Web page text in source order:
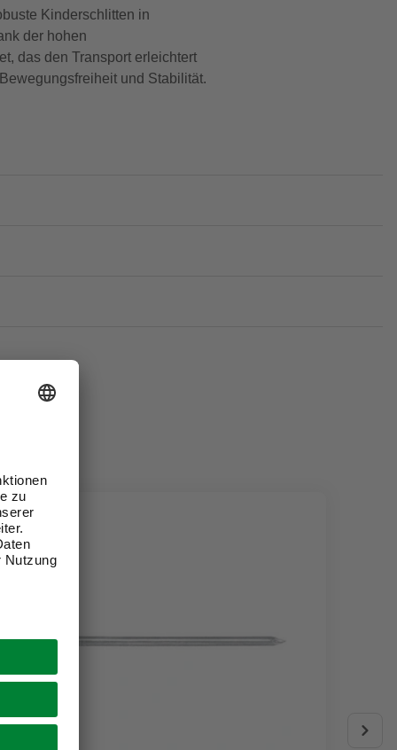
Kinderschlitten in
der hohen
das den Transport erleichtert
und Stabilität.